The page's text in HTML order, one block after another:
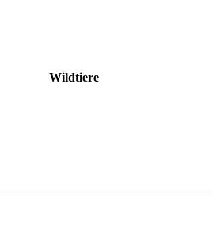
Wildtiere